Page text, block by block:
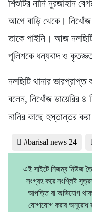
শিশুটির নানি নুরজাহান
আগে বাড়ি থেকে।
তাকে পাইনি। আজ
পুলিশকে ধন্যবাদ ও
নলছিটি থানার
বলেন, নিখোঁজ ডায়েরির ৪
নানির কাছে হস্তান্তর
#barisal news 24
এই সাইটে নিজম্ব নিউজ
সংগ্রহ করে সংশ্লিষ্ট
আপত্তি বা অভিযোগ
যোগাযোগ করার অনুরোধ